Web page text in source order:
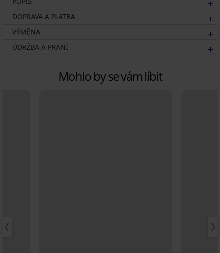
DOPRAVA A PLATBA
VÝMĚNA
ÚDRŽBA A PRANÍ
Mohlo by se vám líbit